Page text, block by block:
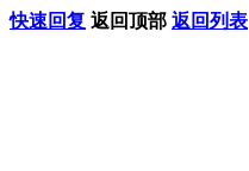
快速回复 返回顶部 返回列表